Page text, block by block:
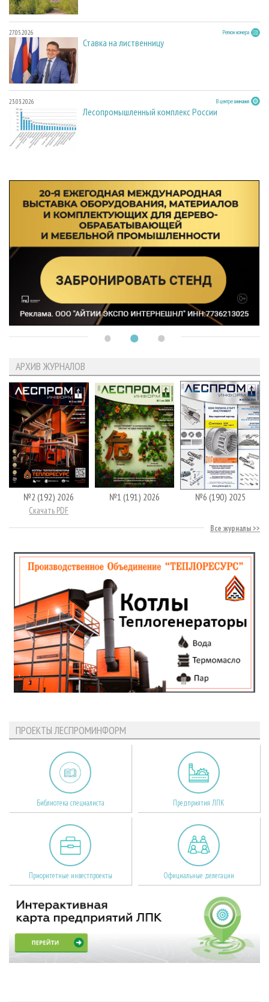
27.05.2026 Регион номера
Ставка на лиственницу
23.03.2026 В центре внимания
Лесопромышленный комплекс России
АРХИВ ЖУРНАЛОВ
№2 (192) 2026
Скачать PDF
№1 (191) 2026 №6 (190) 2025
Все журналы
ПРОЕКТЫ ЛЕСПРОМИНФОРМ
Библиотека специалиста Предприятия ЛПК
Приоритетные инвестпроекты Официальные делегации